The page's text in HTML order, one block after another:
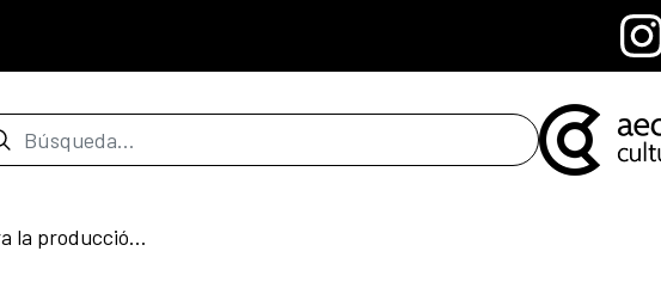
de búsqueda
Convocatoria abierta para la producción del cortometraje «Voces en Movimiento, la migración en Mesoamérica»